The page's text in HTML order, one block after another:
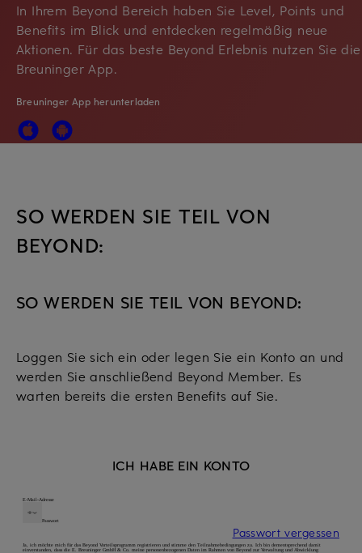
In Ihrem Beyond Bereich haben Sie Level, Points und
Benefits im Blick und entdecken regelmäßig neue
Aktionen. Für das beste Beyond Erlebnis nutzen Sie die
Breuninger App.
Breuninger App herunterladen
SO WERDEN SIE TEIL VON
BEYOND:
SO WERDEN SIE TEIL VON BEYOND:
Loggen Sie sich ein oder legen Sie ein Konto an und
werden Sie anschließend Beyond Member. Es
warten bereits die ersten Benefits auf Sie.
ICH HABE EIN KONTO
E-Mail-Adresse
Passwort
Passwort vergessen
Ja, ich möchte mich für das Beyond Vorteilsprogramm registrieren und stimme den Teilnahmebedingungen zu. Ich bin dementsprechend damit
einverstanden, dass die E. Breuninger GmbH & Co. meine personenbezogenen Daten im Rahmen von Beyond zur Verwaltung und Abwicklung